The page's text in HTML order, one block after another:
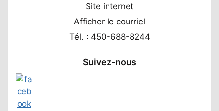
Site internet
Afficher le courriel
Tél. : 450-688-8244
Suivez-nous